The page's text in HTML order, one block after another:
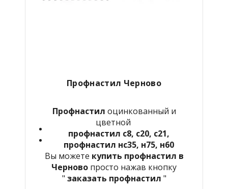
Профнастил Черново
Профнастил оцинкованный и
цветной
профнастил с8, с20, с21,
профнастил нс35, н75, н60
Вы можете купить профнастил в
Черново просто нажав кнопку
" заказать профнастил "